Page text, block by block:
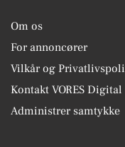
Om os
For annoncører
Vilkår og
Kontakt VORES Digital
Administrer samtykke